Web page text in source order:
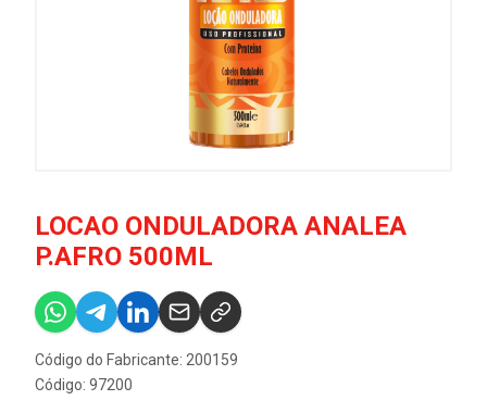
LOCAO ONDULADORA ANALEA
P.AFRO 500ML
Código do Fabricante: 200159
Código: 97200